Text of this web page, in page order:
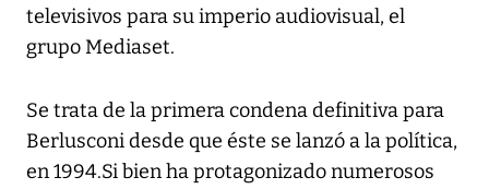
televisivos para su imperio audiovisual, el
grupo Mediaset.
Se trata de la primera condena definitiva para
Berlusconi desde que éste se lanzó a la política,
en 1994.Si bien ha protagonizado numerosos